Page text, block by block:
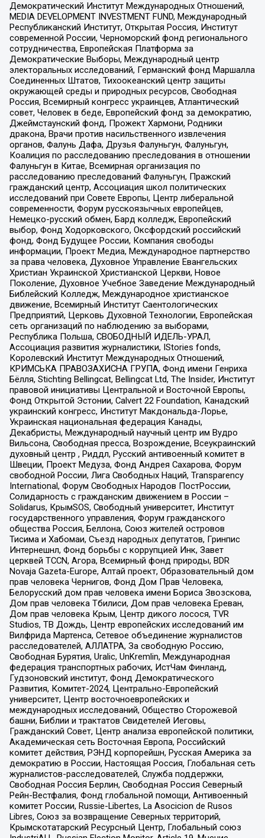
Демократический Институт Международных Отношений,
MEDIA DEVELOPMENT INVESTMENT FUND, Международный
Республиканский Институт, Открытая Россия, Институт
современной России, Черноморский фонд регионального
сотрудничества, Европейская Платформа за
Демократические Выборы, Международный центр
электоральных исследований, Германский фонд Маршалла
Соединенных Штатов, Тихоокеанский центр защиты
окружающей среды и природных ресурсов, Свободная
Россия, Всемирный конгресс украинцев, Атлантический
совет, Человек в беде, Европейский фонд за демократию,
Джеймстаунский фонд, Прожект Хармони, Родники
дракона, Врачи против насильственного извлечения
органов, Фалунь Дафа, Друзья Фалуньгун, Фалуньгун,
Коалиция по расследованию преследования в отношении
Фалуньгун в Китае, Всемирная организация по
расследованию преследований Фалуньгун, Пражский
гражданский центр, Ассоциация школ политических
исследований при Совете Европы, Центр либеральной
современности, Форум русскоязычных европейцев,
Немецко-русский обмен, Бард колледж, Европейский
выбор, Фонд Ходорковского, Оксфордский российский
фонд, Фонд Будущее России, Компания свободы
информации, Проект Медиа, Международное партнерство
за права человека, Духовное Управление Евангельских
Христиан Украинской Христианской Церкви, Новое
Поколение, Духовное Учебное Заведение Международный
Библейский Колледж, Международное христианское
движение, Всемирный Институт Саентологических
Предприятий, Церковь Духовной Технологии, Европейская
сеть организаций по наблюдению за выборами,
Республика Польша, СВОБОДНЫЙ ИДЕЛЬ-УРАЛ,
Ассоциация развития журналистики, IStories fonds,
Королевский Институт Международных Отношений,
КРИМСЬКА ПРАВОЗАХИСНА ГРУПА, Фонд имени Генриха
Бёлля, Stichting Bellingcat, Bellingcat Ltd, The Insider, Институт
правовой инициативы Центральной и Восточной Европы,
Фонд Открытой Эстонии, Calvert 22 Foundation, Канадский
украинский конгресс, Институт Макдональда-Лорье,
Украинская национальная федерация Канады,
Декабристы, Международный научный центр им Вудро
Вильсона, Свободная пресса, Возрождение, Всеукраинский
духовный центр , Риддл, Русский антивоенный комитет в
Швеции, Проект Медуза, Фонд Андрея Сахарова, Форум
свободной России, Лига Свободных Наций, Transparеncy
International, Форум Свободных Народов ПостРоссии,
Солидарность с гражданским движением в России –
Solidarus, КрымSOS, Свободный университет, Институт
государственного управления, Форум гражданского
общества Россия, Беллона, Союз жителей островов
Тисима и Хабомаи, Съезд народных депутатов, Гринпис
Интернешнл, Фонд борьбы с коррупцией Инк, Завет
церквей TCCN, Агора, Всемирный фонд природы, BDR
Novaja Gazeta-Europe, Алтай проект, Образовательный дом
прав человека Чернигов, Фонд Дом Прав Человека,
Белорусский дом прав человека имени Бориса Звозскова,
Дом прав человека Тбилиси, Дом прав человека Ереван,
Дом прав человека Крым, Центр дикого лосося, TVR
Studios, ТВ Дождь, Центр европейских исследований им
Вилфрида Мартенса, Сетевое объединение журналистов
расследователей, АЛЛАТРА, За свободную Россию,
Свободная Бурятия, Uralic, UnKremlin, Международная
федерация транспортных рабочих, ИстЧам Финланд,
Гудзоновский институт, Фонд Демократического
Развития, Комитет-2024, Центрально-Европейский
университет, Центр восточноевропейских и
международных исследований, Общество Сторожевой
башни, Библии и трактатов Свидетелей Иеговы,
Гражданский Совет, Центр анализа европейской политики,
Академическая сеть Восточная Европа, Российский
комитет действия, РЭНД корпорейшн, Русская Америка за
демократию в России, Настоящая Россия, Глобальная сеть
журналистов-расследователей, Служба поддержки,
Свободная Россия Берлин, Свободная Россия Северный
Рейн-Вестфалия, Фонд глобальной помощи, Антивоенный
комитет России, Russie-Libertes, La Asocicion de Rusos
Libres, Союз за возвращение Северных территорий,
Крымскотатарский Ресурсный Центр, Глобальный союз